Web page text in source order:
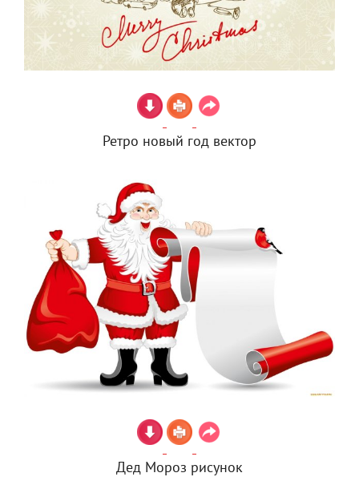
Ретро новый год вектор
Дед Мороз рисунок